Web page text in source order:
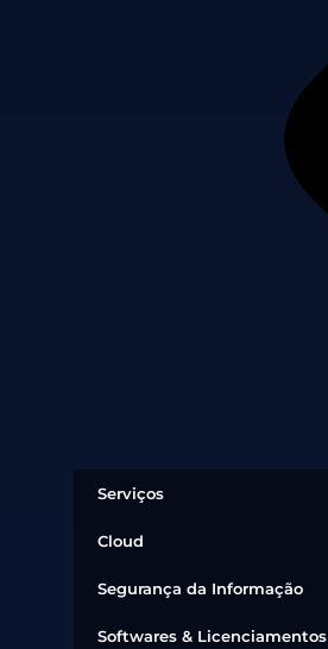
Serviços
Cloud
Segurança da Informação
Softwares & Licenciamentos